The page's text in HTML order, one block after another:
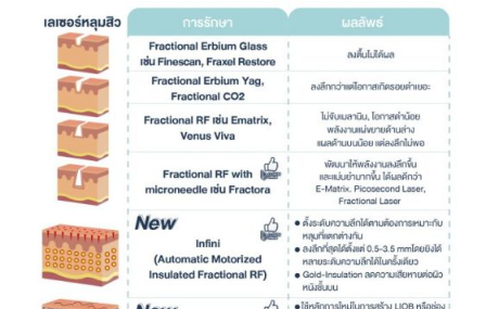
โปรโมชั่น
รายชื่อสาขา
สาขา Siam Paragon
สาขา Stadium One
สาขา Asoke
สาขา MRT สุทธิสาร